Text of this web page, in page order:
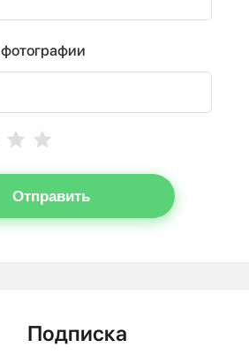
Отправить
Подписка